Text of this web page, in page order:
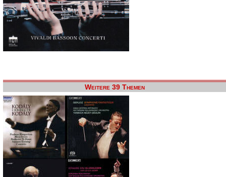
Weitere 39 Themen